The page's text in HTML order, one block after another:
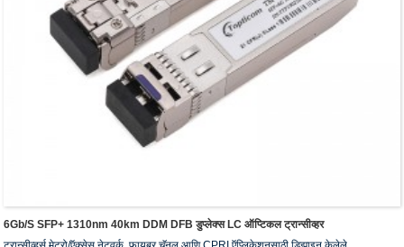
6Gb/s SFP+ 1310nm 40km DDM DFB डुप्लेक्स LC ऑप्टिकल ट्रान्सीव्हर